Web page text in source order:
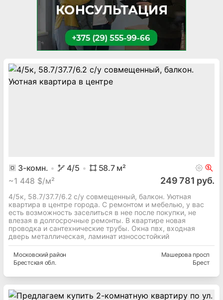
3-комн. 4/5 58.7м²
~1 448 $/м² 249 781 руб.
4/5к, 58.7/37.7/6.2 с/у совмещенный, балкон. Уютная
квартира в центре города. С ремонтом и мебелью, у вас
есть возможность заселиться в нее после покупки, не
влезая в долгосрочные ремонты. В квартире новая
проводка и сантехнические трубы. Окна пвх, входная
дверь металлическая, ламинат износостойкий
Московскийрайон
Брестская обл.
Машерова просп
Брест